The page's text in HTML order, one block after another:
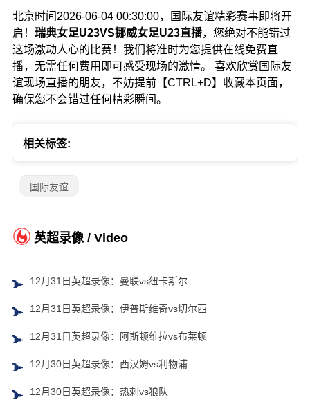
北京时间2026-06-04 00:30:00，国际友谊精彩赛事即将开
启！ 瑞典女足U23VS挪威女足U23直播，您绝对不能错过
这场激动人心的比赛！我们将准时为您提供在线免费直
播，无需任何费用即可感受现场的激情。 喜欢欣赏国际友
谊现场直播的朋友，不妨提前【CTRL+D】收藏本页面，
确保您不会错过任何精彩瞬间。
相关标签:
国际友谊
英超录像 / Video
12月31日英超录像：曼联vs纽卡斯尔
12月31日英超录像：伊普斯维奇vs切尔西
12月31日英超录像：阿斯顿维拉vs布莱顿
12月30日英超录像：西汉姆vs利物浦
12月30日英超录像：热刺vs狼队